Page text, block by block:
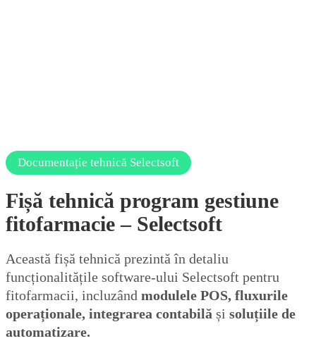
Documentație tehnică Selectsoft
Fișă tehnică program gestiune
fitofarmacie – Selectsoft
Această fișă tehnică prezintă în detaliu
funcționalitățile software-ului Selectsoft pentru
fitofarmacii, incluzând modulele POS, fluxurile
operaționale, integrarea contabilă și soluțiile de
automatizare.